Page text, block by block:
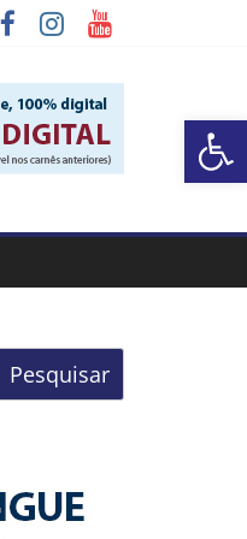
Barra de Ferramentas Aberta
Pesquisar